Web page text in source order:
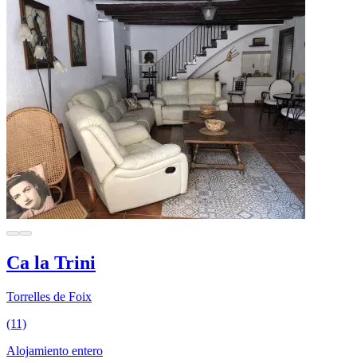
Ca la Trini
Torrelles de Foix
(11)
Alojamiento entero